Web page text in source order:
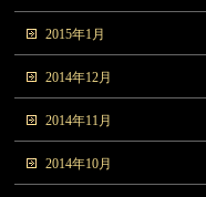
2015年1月
2014年12月
2014年11月
2014年10月